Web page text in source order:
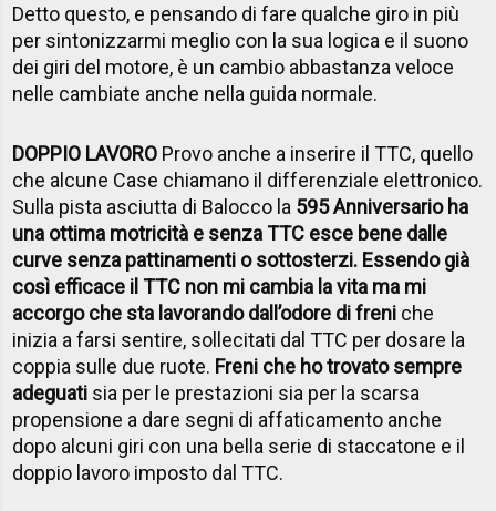
Detto questo, e pensando di fare qualche giro in più
per sintonizzarmi meglio con la sua logica e il suono
dei giri del motore, è un cambio abbastanza veloce
nelle cambiate anche nella guida normale.
DOPPIO LAVORO Provo anche a inserire il TTC, quello
che alcune Case chiamano il differenziale elettronico.
Sulla pista asciutta di Balocco la 595 Anniversario ha
una ottima motricità e senza TTC esce bene dalle
curve senza pattinamenti o sottosterzi. Essendo già
così efficace il TTC non mi cambia la vita ma mi
accorgo che sta lavorando dall’odore di freni che
inizia a farsi sentire, sollecitati dal TTC per dosare la
coppia sulle due ruote. Freni che ho trovato sempre
adeguati sia per le prestazioni sia per la scarsa
propensione a dare segni di affaticamento anche
dopo alcuni giri con una bella serie di staccatone e il
doppio lavoro imposto dal TTC.